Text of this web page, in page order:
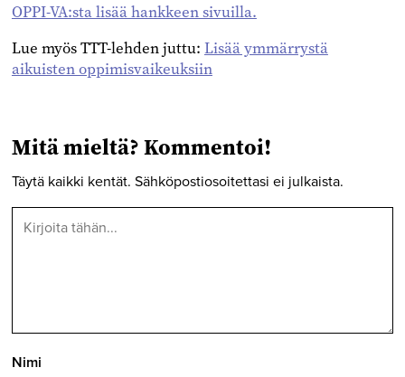
OPPI-VA:sta lisää hankkeen sivuilla.
Lue myös TTT-lehden juttu: Lisää ymmärrystä
aikuisten oppimisvaikeuksiin
Mitä mieltä? Kommentoi!
Täytä kaikki kentät. Sähköpostiosoitettasi ei julkaista.
Nimi